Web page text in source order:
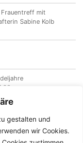
gestalten und
wir Cookies.
Frauentreff mit
Sabine Kolb